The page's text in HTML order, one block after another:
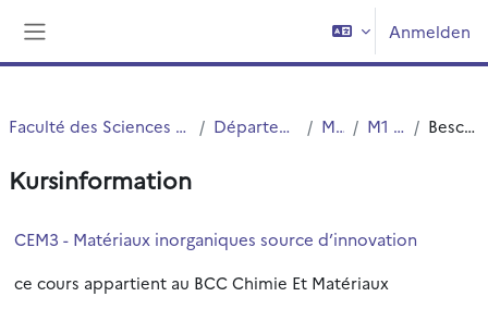
Anmelden
Faculté des Sciences et Technologies (FST) Département Chimie Master M1 Chimie Beschreibung
Kursinformation
CEM3 - Matériaux inorganiques source d’innovation
ce cours appartient au BCC Chimie Et Matériaux